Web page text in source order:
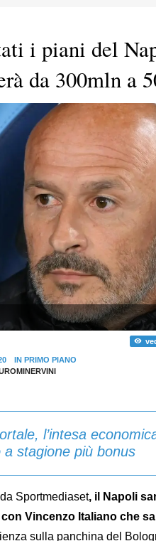
i piani del
da 300mln a
IN PRIMO PIANO
l’intesa
stagione più bonus
Sportmediaset, il Napoli
Vincenzo Italiano che
sulla panchina del